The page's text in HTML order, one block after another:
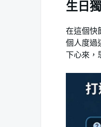
生日
在這個快
個人度過
下心來，